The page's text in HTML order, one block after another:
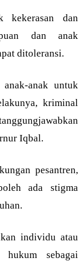
kekerasan dan
dan anak
ditoleransi.
anak untuk
kriminal
Iqbal.
pesantren,
ada stigma
individu atau
sebagai